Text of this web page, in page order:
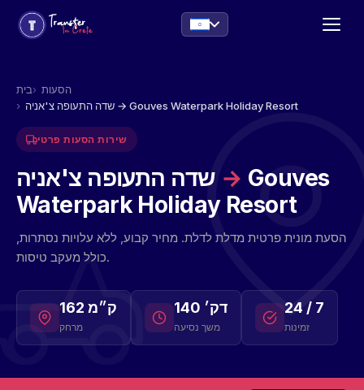
בית
הסעות
שדה התעופה צ'אניה → Gouves Waterpark Holiday Resort
שירות הסעות פרטי
→ Gouves
Waterpark Holiday Resort
הסעת מונית פרטית מדלת לדלת. מחיר קבוע, ללא עלויות נסתרות,
כולל מעקב טיסות.
162 ק״מ
מרחק
140 דק׳
משך נסיעה
24 / 7
זמינות